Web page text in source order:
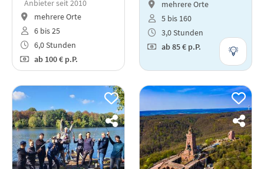
Anbieter seit 2010
mehrere Orte
6 bis 25
6,0 Stunden
ab100 € p.P.
mehrere Orte
5 bis 160
3,0 Stunden
ab85 € p.P.